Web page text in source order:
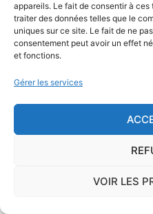
appareils. Le fait de consentir à
traiter des données telles que le
uniques sur ce site. Le fait de ne
consentement peut avoir un effet
et fonctions.
Gérer les services
VOIR LES
Les différentes zones sont
sismicité très faible sans
constructions dites "à risque
sisimique faible, modéré,
constructions
Le risque mérule
Le diagnostic concernant